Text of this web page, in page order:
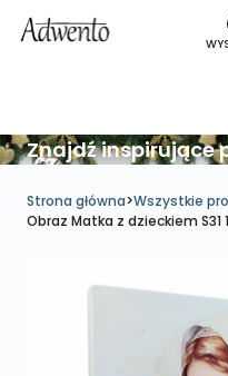
Znajdź inspirujące
Strona główna>Wszystkie
Obraz Matka z dzieckiem S31